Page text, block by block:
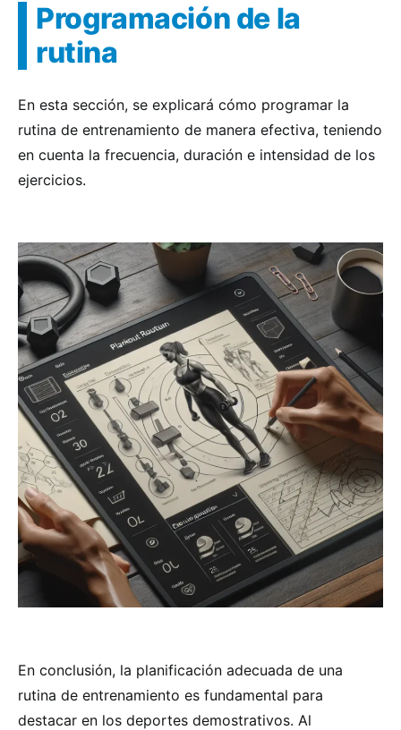
Programación de la
rutina
En esta sección, se explicará cómo programar la
rutina de entrenamiento de manera efectiva, teniendo
en cuenta la frecuencia, duración e intensidad de los
ejercicios.
En conclusión, la planificación adecuada de una
rutina de entrenamiento es fundamental para
destacar en los deportes demostrativos. Al